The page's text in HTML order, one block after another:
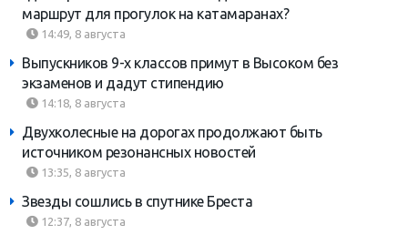
маршрут для прогулок на катамаранах?
14:49, 8 августа
Выпускников 9-х классов примут в Высоком без
экзаменов и дадут стипендию
14:18, 8 августа
Двухколесные на дорогах продолжают быть
источником резонансных новостей
13:35, 8 августа
Звезды сошлись в спутнике Бреста
12:37, 8 августа